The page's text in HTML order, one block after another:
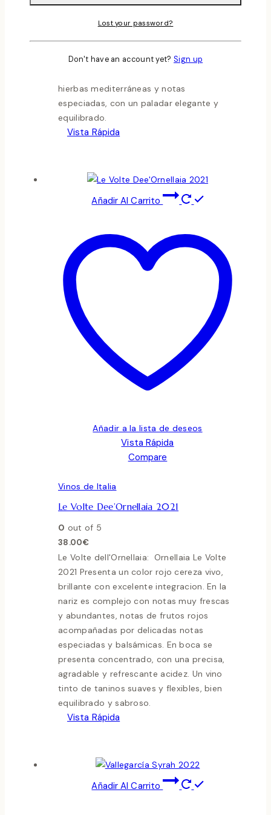
Enrique Mendoza con uvas100%
Monastrellde viñedos plantados en 1947.
Envejecido durante 12 meses en roble
hierbas mediterráneas y notas
especiadas, con un paladar elegante y
equilibrado.
Vista Rápida
Añadir Al Carrito
Añadir a la lista de deseos
Vista Rápida
Compare
Vinos de Italia
Le Volte Dee’Ornellaia 2021
0 out of 5
38.00€
Le Volte dell'Ornellaia: Ornellaia Le Volte
2021 Presenta un color rojo cereza vivo,
brillante con excelente integracion. En la
nariz es complejo con notas muy frescas
y abundantes, notas de frutos rojos
acompañadas por delicadas notas
especiadas y balsámicas. En boca se
presenta concentrado, con una precisa,
agradable y refrescante acidez. Un vino
tinto de taninos suaves y flexibles, bien
equilibrado y sabroso.
Vista Rápida
Añadir Al Carrito
Lost your password?
Don't have an account yet? Sign up